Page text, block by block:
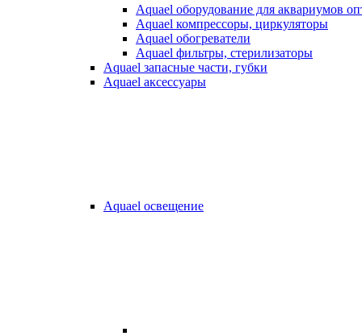
Aquael оборудование для аквариумов
Aquael компрессоры, циркуляторы
Aquael обогреватели
Aquael фильтры, стерилизаторы
Aquael запасные части, губки
Aquael аксессуары
Aquael освещение